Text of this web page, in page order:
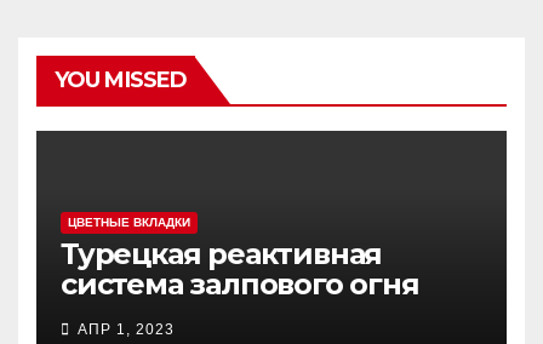
YOU MISSED
ЦВЕТНЫЕ ВКЛАДКИ
Турецкая реактивная
система залпового огня
АПР 1, 2023